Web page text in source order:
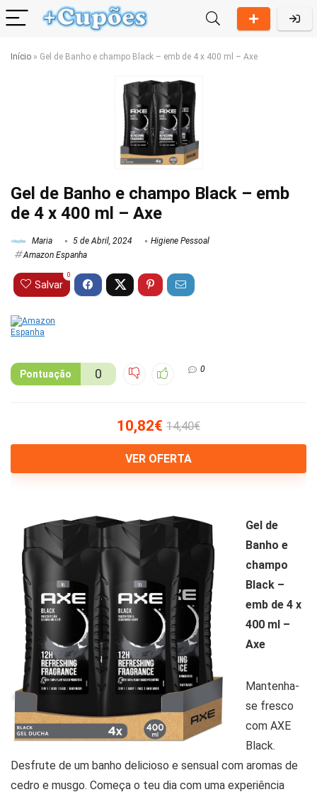
Início » Gel de Banho e champo Black – emb de 4 x 400 ml – Axe
Gel de Banho e champo Black – emb
de 4 x 400 ml – Axe
Maria 5 de Abril, 2024
Higiene Pessoal
Amazon Espanha
Salvar
0
Pontuação 0 0
10,82€ 14,40€
VER OFERTA
Gel de
Banho e
champo
Black –
emb de 4 x
400 ml –
Axe
Mantenha-
se fresco
com AXE
Black.
Desfrute de um banho delicioso e sensual com aromas de
cedro e musgo. Começa o teu dia com uma experiência